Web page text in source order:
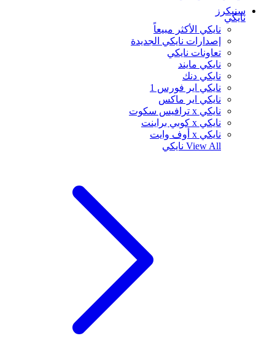
سنيكرز
نايكي
نايكي الأكثر مبيعاً
إصدارات نايكي الجديدة
تعاونات نايكي
نايكي مايند
نايكي دنك
نايكي اير فورس 1
نايكي اير ماكس
نايكي x ترافيس سكوت
نايكي x كوبي براينت
نايكي x أوف وايت
View All نايكي